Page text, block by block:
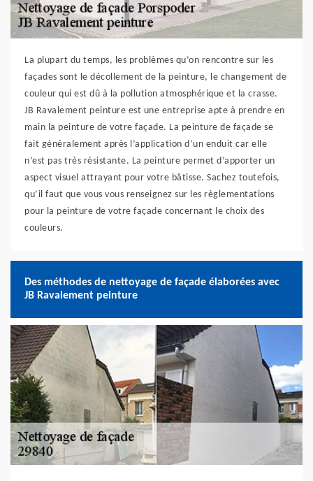
La plupart du temps, les problèmes qu’on rencontre sur les
façades sont le décollement de la peinture, le changement de
couleur qui est dû à la pollution atmosphérique et la crasse.
JB Ravalement peinture est une entreprise apte à prendre en
main la peinture de votre façade. La peinture de façade se
fait généralement après l’application d’un enduit car elle
n’est pas très résistante. La peinture permet d’apporter un
aspect visuel attrayant pour votre bâtisse. Sachez toutefois,
qu’il faut que vous vous renseignez sur les règlementations
pour la peinture de votre façade concernant le choix des
couleurs.
Des méthodes de nettoyage de façade élaborées avec
JB Ravalement peinture